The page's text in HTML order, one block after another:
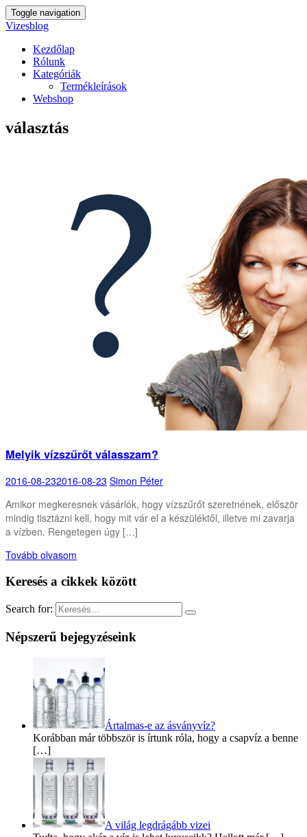
Toggle navigation
Vizesblog
Kezdőlap
Rólunk
Kategóriák
Termékleírások
Webshop
választás
Melyik vízszűrőt válasszam?
2016-08-232016-08-23 Simon Péter
Amikor megkeresnek vásárlók, hogy vízszűrőt szeretnének, először
mindig tisztázni kell, hogy mit vár el a készüléktől, illetve mi zavarja
a vízben. Rengetegen úgy […]
Tovább olvasom
Keresés a cikkek között
Search for:
Népszerű bejegyzéseink
Ártalmas-e az ásványvíz?
Korábban már többször is írtunk róla, hogy a csapvíz a benne
[…]
A világ legdrágább vizei